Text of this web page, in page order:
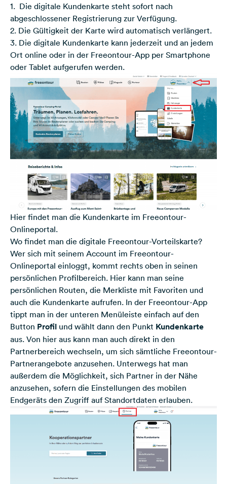
1. Die digitale Kundenkarte steht sofort nach
abgeschlossener Registrierung zur Verfügung.
2. Die Gültigkeit der Karte wird automatisch verlängert.
3. Die digitale Kundenkarte kann jederzeit und an jedem
Ort online oder in der Freeontour-App per Smartphone
oder Tablet aufgerufen werden.
Hier findet man die Kundenkarte im Freeontour-
Onlineportal.
Wo findet man die digitale Freeontour-Vorteilskarte?
Wer sich mit seinem Account im Freeontour-
Onlineportal einloggt, kommt rechts oben in seinen
persönlichen Profilbereich. Hier kann man seine
persönlichen Routen, die Merkliste mit Favoriten und
auch die Kundenkarte aufrufen. In der Freeontour-App
tippt man in der unteren Menüleiste einfach auf den
Button Profil und wählt dann den Punkt Kundenkarte
aus. Von hier aus kann man auch direkt in den
Partnerbereich wechseln, um sich sämtliche Freeontour-
Partnerangebote anzusehen. Unterwegs hat man
außerdem die Möglichkeit, sich Partner in der Nähe
anzusehen, sofern die Einstellungen des mobilen
Endgeräts den Zugriff auf Standortdaten erlauben.